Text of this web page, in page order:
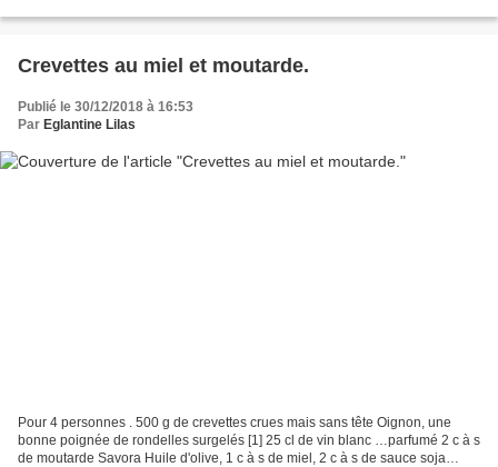
Crevettes au miel et moutarde.
Publié le 30/12/2018 à 16:53
Par Eglantine Lilas
Pour 4 personnes . 500 g de crevettes crues mais sans tête Oignon, une
bonne poignée de rondelles surgelés [1] 25 cl de vin blanc …parfumé 2 c à s
de moutarde Savora Huile d'olive, 1 c à s de miel, 2 c à s de sauce soja